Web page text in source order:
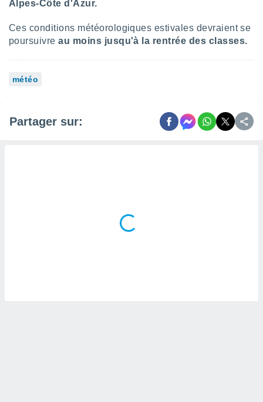
Alpes-Côte d'Azur.
Ces conditions météorologiques estivales devraient se
poursuivreau moins jusqu'à la rentrée des classes.
météo
Partager sur: